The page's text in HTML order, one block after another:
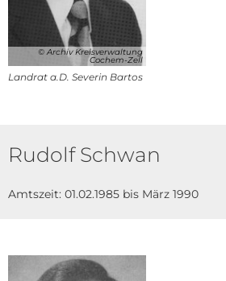
© Archiv Kreisverwaltung
Cochem-Zell
Landrat a.D. Severin Bartos
Rudolf Schwan
Amtszeit: 01.02.1985 bis März 1990